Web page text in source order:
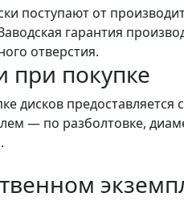
поступают от
гарантия
отверстия.
при покупке
дисков
— по разболтовке,